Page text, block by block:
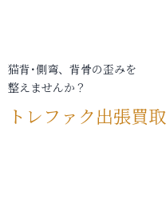
猫背･側弯、背骨の歪みを
整えませんか？
トレファク出張買取